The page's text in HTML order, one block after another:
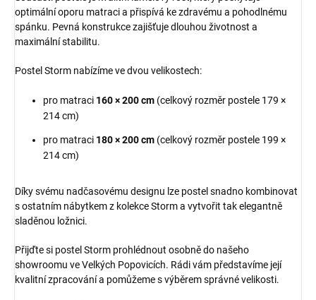
optimální oporu matraci a přispívá ke zdravému a pohodlnému
spánku. Pevná konstrukce zajišťuje dlouhou životnost a
maximální stabilitu.
Postel Storm nabízíme ve dvou velikostech:
pro matraci 160 × 200 cm (celkový rozměr postele 179 ×
214 cm)
pro matraci 180 × 200 cm (celkový rozměr postele 199 ×
214 cm)
Díky svému nadčasovému designu lze postel snadno kombinovat
s ostatním nábytkem z kolekce Storm a vytvořit tak elegantně
sladěnou ložnici.
Přijďte si postel Storm prohlédnout osobně do našeho
showroomu ve Velkých Popovicích. Rádi vám představíme její
kvalitní zpracování a pomůžeme s výběrem správné velikosti.